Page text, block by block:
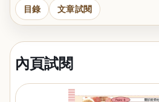
目錄 文章試閱
內頁試閱